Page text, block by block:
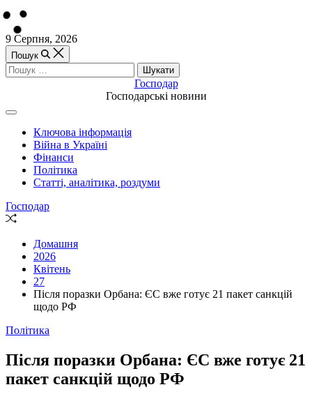
Перейти
до
вмісту
9 Серпня, 2026
Пошук
Пошук:
Господар
Господарські новини
Off
Canvas
(поза
полотном)
Ключова інформація
Війна в Україні
Фінанси
Політика
Статті, аналітика, роздуми
Господар
Випадкова
Домашня
2026
Квітень
27
Після поразки Орбана: ЄС вже готує 21 пакет санкцій
щодо РФ
Категорії
Політика
Після поразки Орбана: ЄС вже готує 21
пакет санкцій щодо РФ